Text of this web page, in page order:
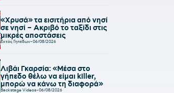
«Χρυσά» τα εισιτήρια από νησί
σε νησί – Ακριβό το ταξίδι στις
μικρές αποστάσεις
Εκτός Γηπέδων-06/08/2026
Λιβάι Γκαρσία: «Μέσα στο
γήπεδο θέλω να είμαι killer,
μπορώ να κάνω τη διαφορά»
Backstage Videos-06/08/2026